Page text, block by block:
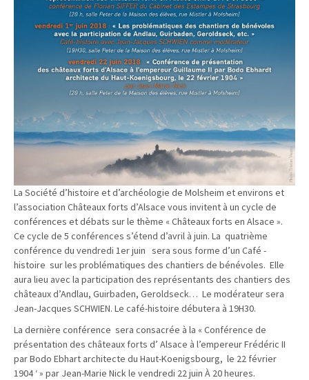
La Société d’histoire et d’archéologie de Molsheim et environs et
l’association Châteaux forts d’Alsace vous invitent à un cycle de
conférences et débats sur le thème « Châteaux forts en Alsace ».
Ce cycle de 5 conférences s’étend d’avril à juin. La quatrième
conférence du vendredi 1er juin sera sous forme d’un Café -
histoire sur les problématiques des chantiers de bénévoles. Elle
aura lieu avec la participation des représentants des chantiers des
châteaux d’Andlau, Guirbaden, Geroldseck… Le modérateur sera
Jean-Jacques SCHWIEN. Le café-histoire débutera à 19H30.
La dernière conférence sera consacrée à la « Conférence de
présentation des châteaux forts d’ Alsace à l’empereur Frédéric II
par Bodo Ebhart architecte du Haut-Koenigsbourg, le 22 février
1904 ‘ » par Jean-Marie Nick le vendredi 22 juin À 20 heures.